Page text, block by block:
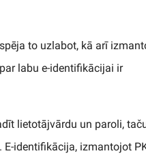
to uzlabot, kā arī
labu e-identifikācijai ir
lietotājvārdu un paroli,
identifikācija, izmantojot